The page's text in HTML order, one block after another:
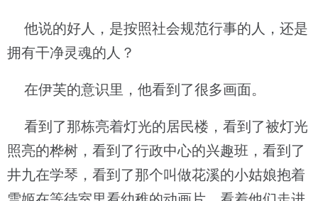
他说的好人，是按照社会规范行事的人，还是
拥有干净灵魂的人？
在伊芙的意识里，他看到了很多画面。
看到了那栋亮着灯光的居民楼，看到了被灯光
照亮的桦树，看到了行政中心的兴趣班，看到了
井九在学琴，看到了那个叫做花溪的小姑娘抱着